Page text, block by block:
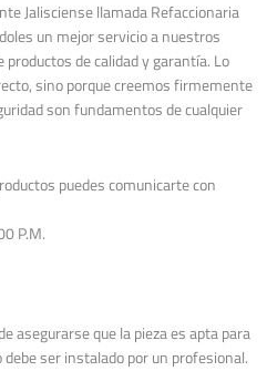
Jalisciense llamada Refaccionaria
un mejor servicio a nuestros
de calidad y garantía. Lo
sino porque creemos firmemente
son fundamentos de cualquier
puedes comunicarte con
P.M.
asegurarse que la pieza es apta para
ser instalado por un profesional.